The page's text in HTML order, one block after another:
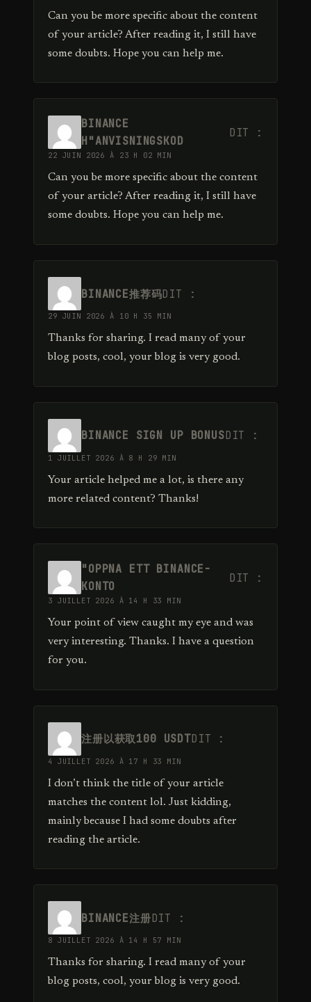
Can you be more specific about the content
of your article? After reading it, I still have
some doubts. Hope you can help me.
BINANCE
H"ANVISNINGSKOD
DIT :
22 JUIN 2026 À 23 H 02 MIN
Can you be more specific about the content
of your article? After reading it, I still have
some doubts. Hope you can help me.
BINANCE推荐码DIT :
29 JUIN 2026 À 10 H 35 MIN
Thanks for sharing. I read many of your
blog posts, cool, your blog is very good.
BINANCE SIGN UP BONUSDIT :
1 JUILLET 2026 À 8 H 29 MIN
Your article helped me a lot, is there any
more related content? Thanks!
"OPPNA ETT BINANCE-
KONTO
DIT :
3 JUILLET 2026 À 14 H 33 MIN
Your point of view caught my eye and was
very interesting. Thanks. I have a question
for you.
注册以获取100 USDTDIT :
4 JUILLET 2026 À 17 H 33 MIN
I don’t think the title of your article
matches the content lol. Just kidding,
mainly because I had some doubts after
reading the article.
BINANCE注册DIT :
8 JUILLET 2026 À 14 H 57 MIN
Thanks for sharing. I read many of your
blog posts, cool, your blog is very good.